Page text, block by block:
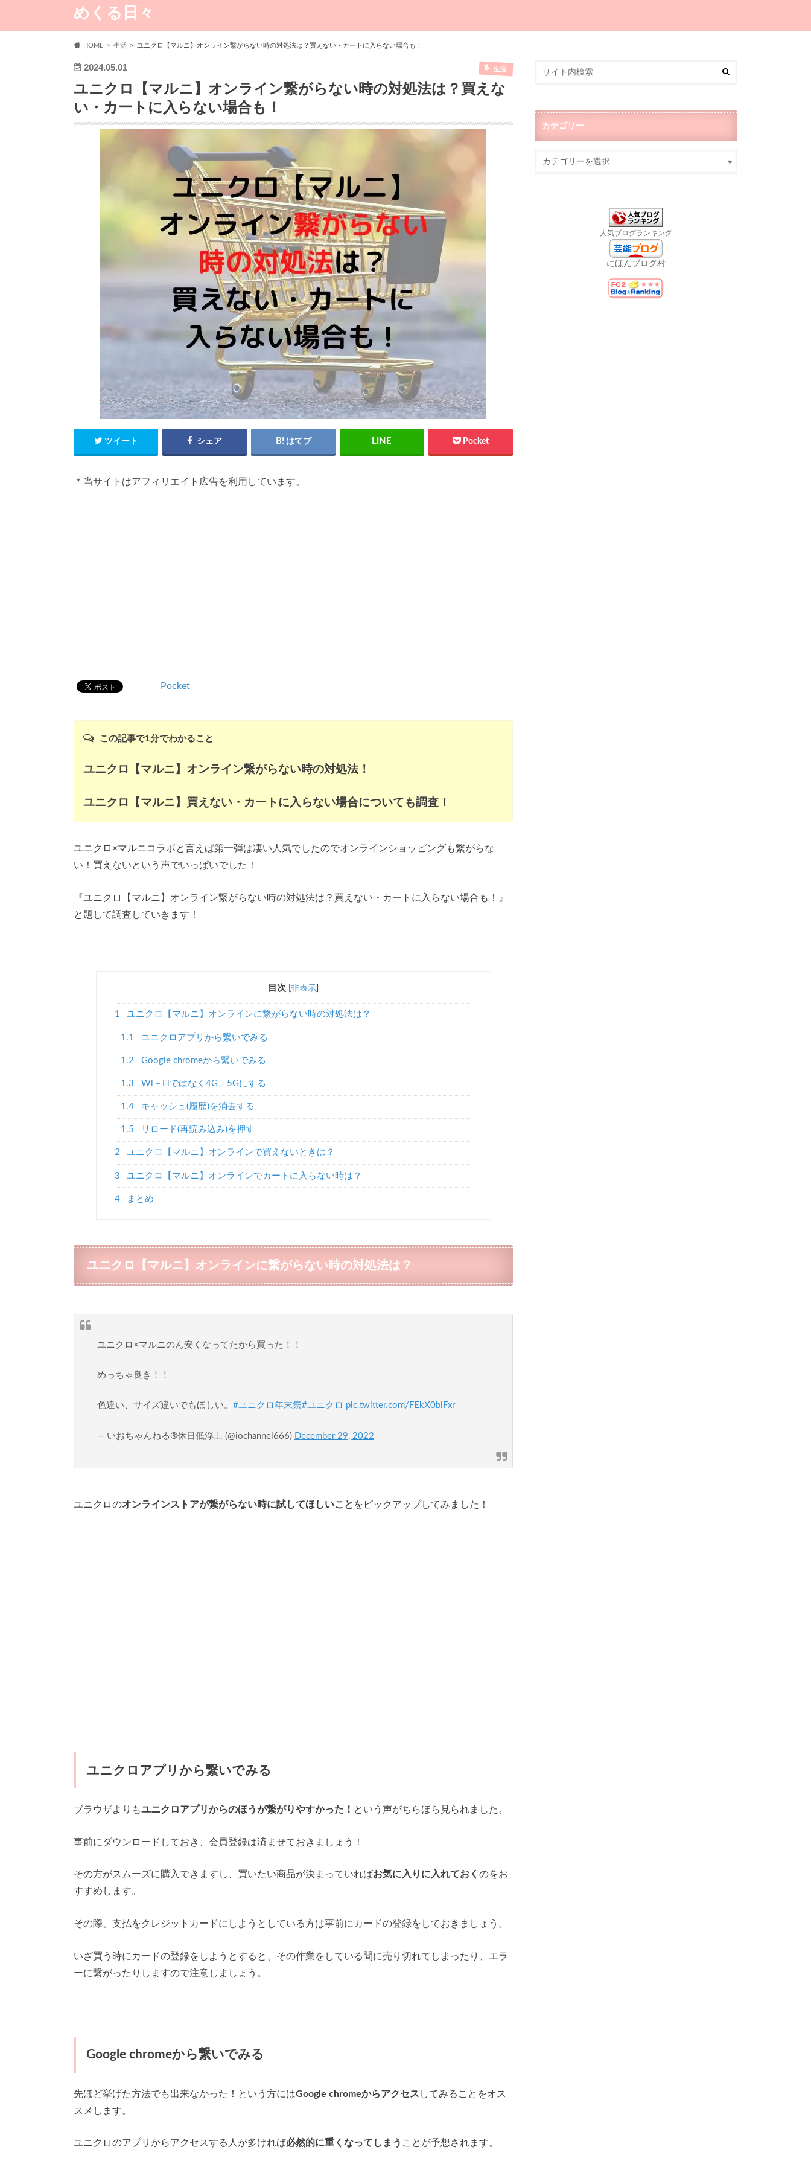
めくる日々
HOME 生活 ユニクロ【マルニ】オンライン繋がらない時の対処法は？買えない・カートに入らない場合も！
2024.05.01 生活
ユニクロ【マルニ】オンライン繋がらない時の対処法は？買えな
い・カートに入らない場合も！
ツイート シェア はてブ Pocket
＊当サイトはアフィリエイト広告を利用しています。
Pocket
この記事で1分でわかること
ユニクロ【マルニ】オンライン繋がらない時の対処法！
ユニクロ【マルニ】買えない・カートに入らない場合についても調査！
ユニクロ×マルニコラボと言えば第一弾は凄い人気でしたのでオンラインショッピングも繋がらな
い！買えないという声でいっぱいでした！
『ユニクロ【マルニ】オンライン繋がらない時の対処法は？買えない・カートに入らない場合も！』
と題して調査していきます！
目次 非表示
1 ユニクロ【マルニ】オンラインに繋がらない時の対処法は？
1.1 ユニクロアプリから繋いでみる
1.2 Google chromeから繋いでみる
1.3 Wi－Fiではなく4G、5Gにする
1.4 キャッシュ(履歴)を消去する
1.5 リロード(再読み込み)を押す
2 ユニクロ【マルニ】オンラインで買えないときは？
3 ユニクロ【マルニ】オンラインでカートに入らない時は？
4 まとめ
ユニクロ【マルニ】オンラインに繋がらない時の対処法は？
ユニクロ×マルニのん安くなってたから買った！！
めっちゃ良き！！
色違い、サイズ違いでもほしい。 #ユニクロ年末祭#ユニクロ pic.twitter.com/FEkX0biFxr
— いおちゃんねる®️休日低浮上 (@iochannel666) December 29, 2022
ユニクロのオンラインストアが繋がらない時に試してほしいこと をピックアップしてみました！
ユニクロアプリから繋いでみる
ブラウザよりもユニクロアプリからのほうが繋がりやすかった！ という声がちらほら見られました。
事前にダウンロードしておき、会員登録は済ませておきましょう！
その方がスムーズに購入できますし、買いたい商品が決まっていればお気に入りに入れておく のをお
すすめします。
その際、支払をクレジットカードにしようとしている方は事前にカードの登録をしておきましょう。
いざ買う時にカードの登録をしようとすると、その作業をしている間に売り切れてしまったり、エラ
ーに繋がったりしますので注意しましょう。
Google chromeから繋いでみる
先ほど挙げた方法でも出来なかった！という方にはGoogle chromeからアクセス してみることをオス
スメします。
ユニクロのアプリからアクセスする人が多ければ必然的に重くなってしまう ことが予想されます。
カテゴリー
人気ブログランキング
にほんブログ村